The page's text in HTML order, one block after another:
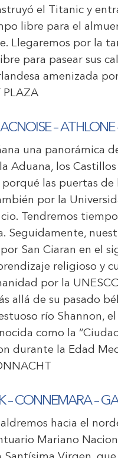
el Titanic y
libre para el
Llegaremos por la
para pasear sus
amenizada
PLAZA
– ATHLONE
una panorámica
Aduana, los
las puertas
por la
Tendremos
Seguidamente,
San Ciaran en el
religioso y
por la
allá de su pasado
río Shannon,
como la
durante la Edad
– CONNEMARA –
hacia el
Mariano